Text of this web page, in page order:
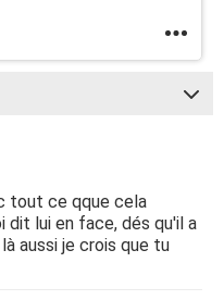
tout ce qque cela
lui en face, dés qu'il a
aussi je crois que tu